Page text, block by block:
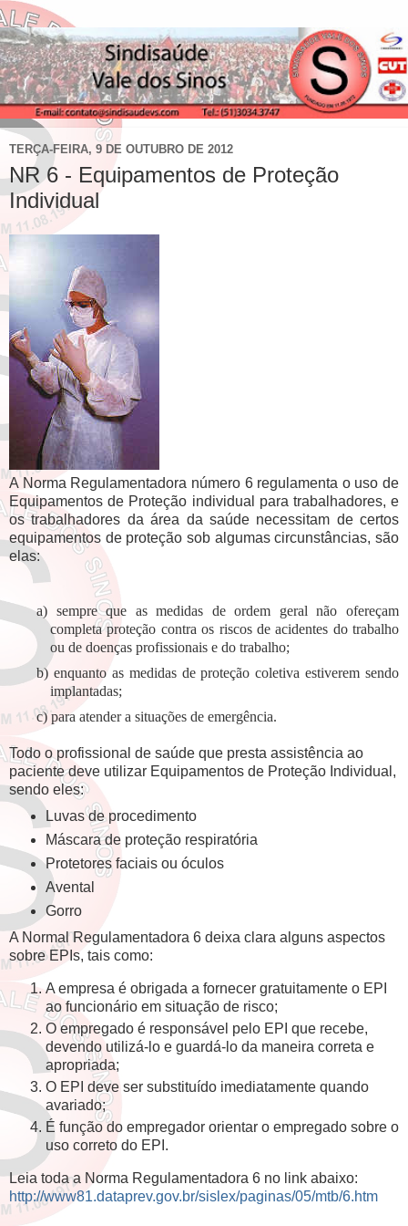
TERÇA-FEIRA, 9 DE OUTUBRO DE 2012
NR 6 - Equipamentos de Proteção
Individual
A Norma Regulamentadora número 6 regulamenta o uso de
Equipamentos de Proteção individual para trabalhadores, e
os trabalhadores da área da saúde necessitam de certos
equipamentos de proteção sob algumas circunstâncias, são
elas:
a) sempre que as medidas de ordem geral não ofereçam
completa proteção contra os riscos de acidentes do trabalho
ou de doenças profissionais e do trabalho;
b) enquanto as medidas de proteção coletiva estiverem sendo
implantadas;
c) para atender a situações de emergência.
Todo o profissional de saúde que presta assistência ao
paciente deve utilizar Equipamentos de Proteção Individual,
sendo eles:
Luvas de procedimento
Máscara de proteção respiratória
Protetores faciais ou óculos
Avental
Gorro
A Normal Regulamentadora 6 deixa clara alguns aspectos
sobre EPIs, tais como:
A empresa é obrigada a fornecer gratuitamente o EPI
ao funcionário em situação de risco;
O empregado é responsável pelo EPI que recebe,
devendo utilizá-lo e guardá-lo da maneira correta e
apropriada;
O EPI deve ser substituído imediatamente quando
avariado;
É função do empregador orientar o empregado sobre o
uso correto do EPI.
Leia toda a Norma Regulamentadora 6 no link abaixo:
http://www81.dataprev.gov.br/sislex/paginas/05/mtb/6.htm